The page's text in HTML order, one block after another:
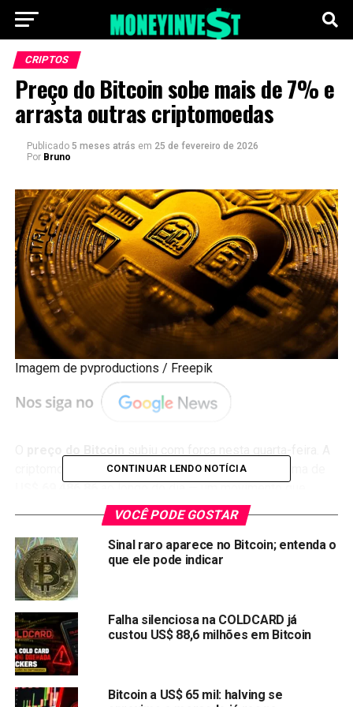
CRIPTOS
Preço do Bitcoin sobe mais de 7% e
arrasta outras criptomoedas
Publicado 5 meses atrás em 25 de fevereiro de 2026
Por Bruno
Imagem de pvproductions / Freepik
criptomoeda avançou mais de 7% e chegou à máxima de
renovou o ânimo dos investidores e colocou o mercado de
cripto novamente nos holofotes.
A alta não ficou restrita ao BTC. Ethereum (ETH), Solana
(SOL) e Dogecoin (DOGE) também dispararam, com muitas
altcoins registrando valorizações superiores a dois
dígitos. O apetite por risco voltou, e o efeito se sentiu de
forma ampla.
Mercados tradicionais também
CONTINUAR LENDO NOTÍCIA
VOCÊ PODE GOSTAR
Sinal raro aparece no Bitcoin; entenda o
que ele pode indicar
Falha silenciosa na COLDCARD já
custou US$ 88,6 milhões em Bitcoin
Bitcoin a US$ 65 mil: halving se